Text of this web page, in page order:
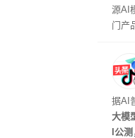
源AI
门产
据AI
大模
I公